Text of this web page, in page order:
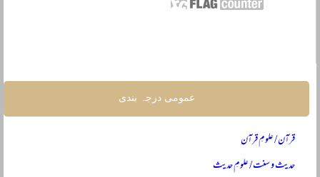
عمومی درجہ بندی
قرآن / علومِ قرآن
حدیث و سنت / علومِ حدیث